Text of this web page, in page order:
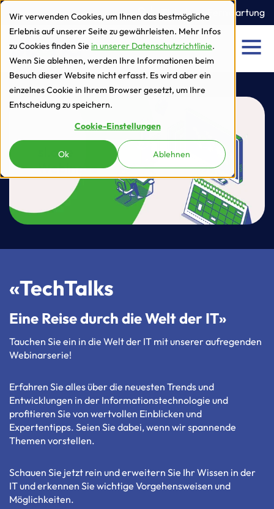
Wir verwenden Cookies, um Ihnen das bestmögliche
Erlebnis auf unserer Seite zu gewährleisten. Mehr Infos
zu Cookies finden Sie in unserer Datenschutzrichtlinie.
Wenn Sie ablehnen, werden Ihre Informationen beim
Besuch dieser Website nicht erfasst. Es wird aber ein
einzelnes Cookie in Ihrem Browser gesetzt, um Ihre
Entscheidung zu speichern.
Cookie-Einstellungen
Ok Ablehnen
zur Navigation
zum Inhalt
Ticket Fernwartung
Menu
«TechTalks
Eine Reise durch die Welt der IT»
Tauchen Sie ein in die Welt der IT mit unserer aufregenden
Webinarserie!
Erfahren Sie alles über die neuesten Trends und
Entwicklungen in der Informationstechnologie und
profitieren Sie von wertvollen Einblicken und
Expertentipps. Seien Sie dabei, wenn wir spannende
Themen vorstellen.
Schauen Sie jetzt rein und erweitern Sie Ihr Wissen in der
IT und erkennen Sie wichtige Vorgehensweisen und
Möglichkeiten.